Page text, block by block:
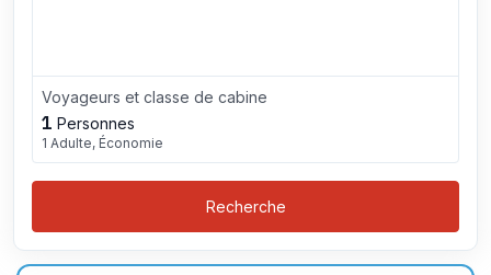
Voyageurs et classe de cabine
1 Personnes
1 Adulte, Économie
Recherche